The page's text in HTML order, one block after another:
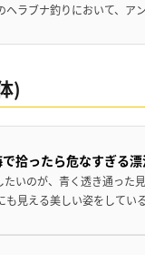
ラブナ釣りにおいて、ア
)
拾ったら危なすぎる漂
いのが、青く透き通った
見える美しい姿をしてい